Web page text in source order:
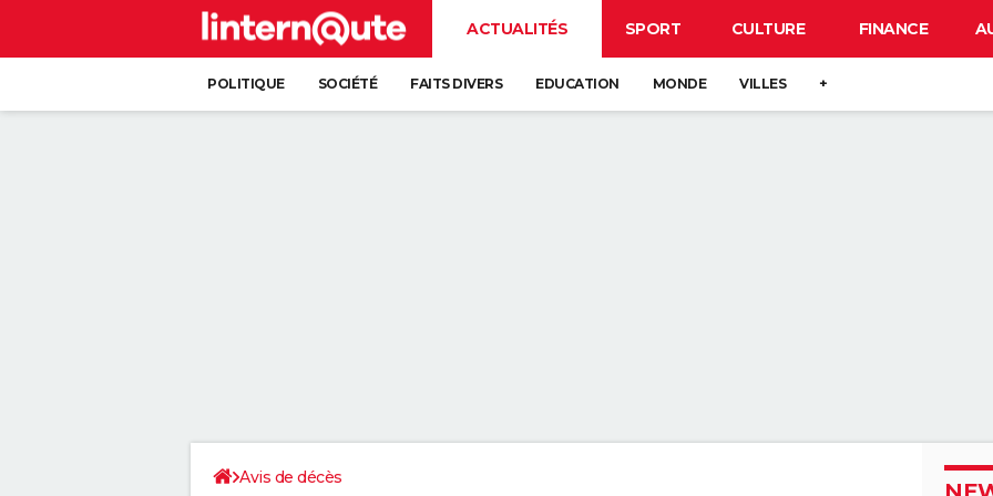
ACTUALITÉS SPORT CULTURE FINANCE
POLITIQUE SOCIÉTÉ FAITS DIVERS EDUCATION MONDE VILLES +
Avis de décès